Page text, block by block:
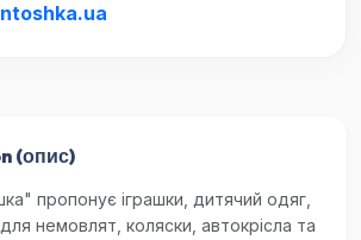
(опис)
пропонує іграшки, дитячий одяг,
немовлят, коляски, автокрісла та